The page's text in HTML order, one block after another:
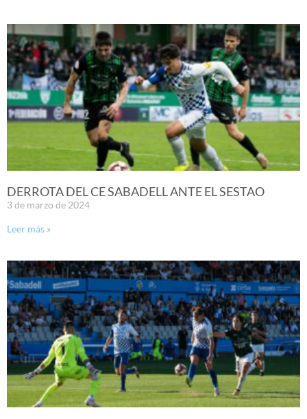
DERROTA DEL CE SABADELL ANTE EL SESTAO
3 de marzo de 2024
Leer más »